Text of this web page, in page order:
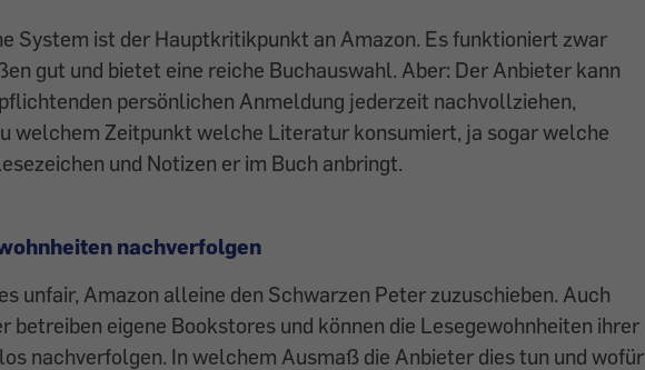
System ist der Hauptkritikpunkt an Amazon. Es funktioniert zwar
gut und bietet eine reiche Buchauswahl. Aber: Der Anbieter kann
persönlichen ­Anmeldung jederzeit nachvollziehen,
welchem Zeitpunkt welche Literatur konsumiert, ja sogar welche
und Notizen er im Buch anbringt.
nachverfolgen
unfair, Amazon alleine den Schwarzen Peter zuzuschieben. Auch
betreiben eigene Book­stores und können die Lesegewohnheiten ihrer
nachverfolgen. In welchem Ausmaß die Anbieter dies tun und wofür